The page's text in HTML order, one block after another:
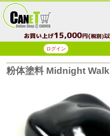
ログイン
粉体塗料 Midnight Walk